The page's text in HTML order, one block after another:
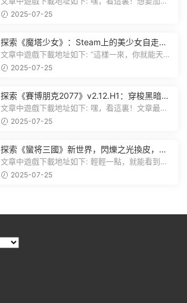
2025-07-25
飛升》v38.9中文版全新升級！
文章中遊戲下載地址如下: 嘿，朋友們，看這裏！
《方舟：生存飛升》這個遊戲超火...
2025-07-25
plete Edition正式發布！
文章中遊戲下載地址如下: 嘿，看這裏！想要加入
遊戲資源分享群，就點文章最後那...
2025-07-25
棋，戰鬥與策略的雙重盛宴！
文章中遊戲下載地址如下: “這樣一來，你就能天天
跟上新動态啦！” 簡單來說，...
2025-07-25
有個圖片，點一下就能加入我們的...
2025-07-25
探索《蠻将三國》新世界，閃爍之光換皮，共